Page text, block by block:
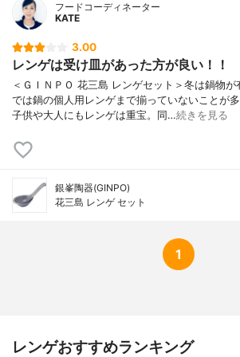
フードコーディネーター
KATE
3.00
レンゲは受け皿があった方が良い！！
＜ＧＩＮＰＯ 花三島 レンゲセット＞冬は鍋物
では鍋の個人用レンゲまで揃っていないことが
子供や大人にもレンゲは重宝。同…続きを見る
銀峯陶器(GINPO)
花三島 レンゲ セット
1
レンゲおすすめランキング